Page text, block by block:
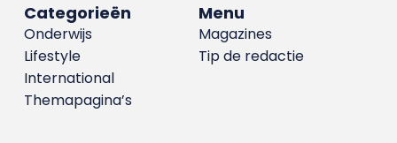
Menu
Magazines
Tip de redactie
Categorieën
Onderwijs
Lifestyle
International
Themapagina’s